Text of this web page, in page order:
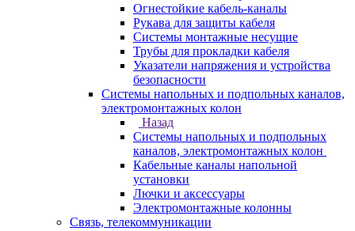
Огнестойкие кабель-каналы
Рукава для защиты кабеля
Системы монтажные несущие
Трубы для прокладки кабеля
Указатели напряжения и устройства
безопасности
Системы напольных и подпольных каналов,
электромонтажных колон
Назад
Системы напольных и подпольных
каналов, электромонтажных колон
Кабельные каналы напольной
установки
Лючки и аксессуары
Электромонтажные колонны
Связь, телекоммуникации